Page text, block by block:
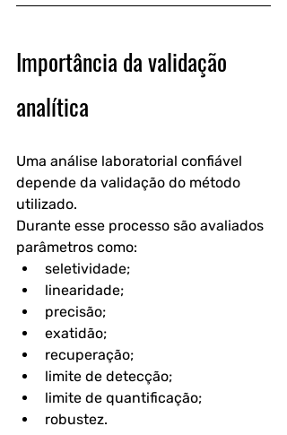
Importância da validação
analítica
Uma análise laboratorial confiável
depende da validação do método
utilizado.
Durante esse processo são avaliados
parâmetros como:
seletividade;
linearidade;
precisão;
exatidão;
recuperação;
limite de detecção;
limite de quantificação;
robustez.